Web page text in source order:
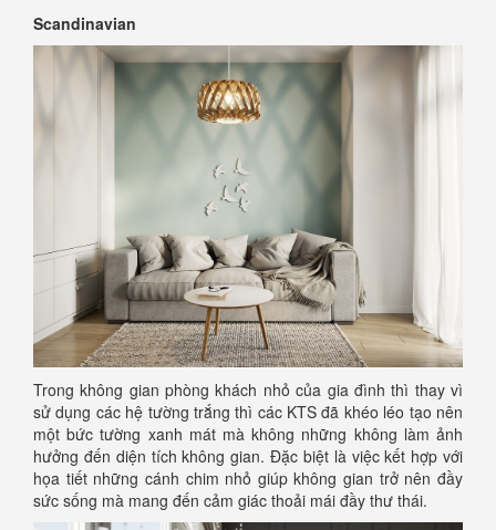
Scandinavian
Trong không gian phòng khách nhỏ của gia đình thì thay vì
sử dụng các hệ tường trắng thì các KTS đã khéo léo tạo nên
một bức tường xanh mát mà không những không làm ảnh
hưởng đến diện tích không gian. Đặc biệt là việc kết hợp với
họa tiết những cánh chim nhỏ giúp không gian trở nên đầy
sức sống mà mang đến cảm giác thoải mái đầy thư thái.